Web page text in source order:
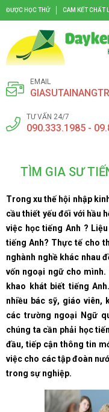
ĐƯỢC HỌC THỬ CAM KẾT CHẤT
EMAIL
TƯ VẤN 24/7
090.333.1985 -
TÌM GIA SƯ
Trong xu thế hội nhập
cầu thiết yếu đối với hầu
việc học tiếng Anh ?
tiếng Anh? Thực tế cho
nghành nghề khác nhau
vốn ngoại ngữ cho
khao khát biết tiếng
nhiều bác sỹ, giáo viên,
các trường ngoại Ngữ
chúng ta cần phải học
đầu, tiếp cận thông tin
việc cho các tập đoàn
trong sự nghiệp.